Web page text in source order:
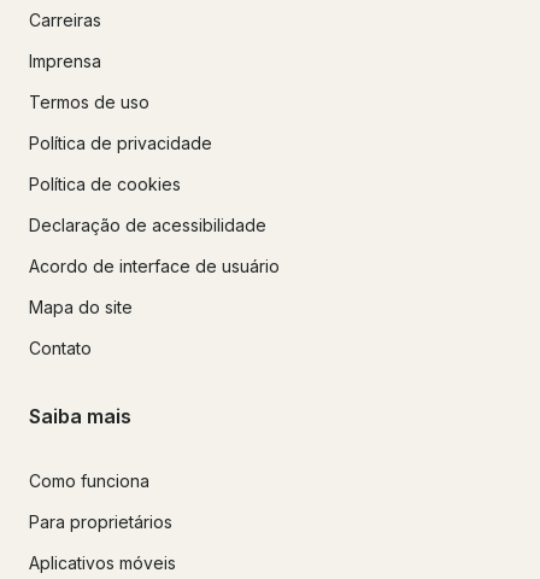
Carreiras
Imprensa
Termos de uso
Política de privacidade
Política de cookies
Declaração de acessibilidade
Acordo de interface de usuário
Mapa do site
Contato
Saiba mais
Como funciona
Para proprietários
Aplicativos móveis